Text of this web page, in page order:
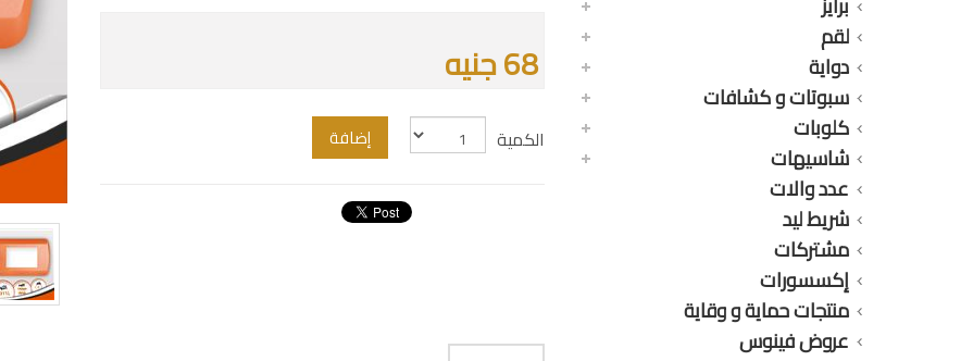
لقم
دواية
سبوتات و كشافات
كلوبات
شاسيهات
عدد والات
شريط ليد
مشتركات
إكسسورات
منتجات حماية و وقاية
عروض فينوس
68 جنيه
الكمية إضافة